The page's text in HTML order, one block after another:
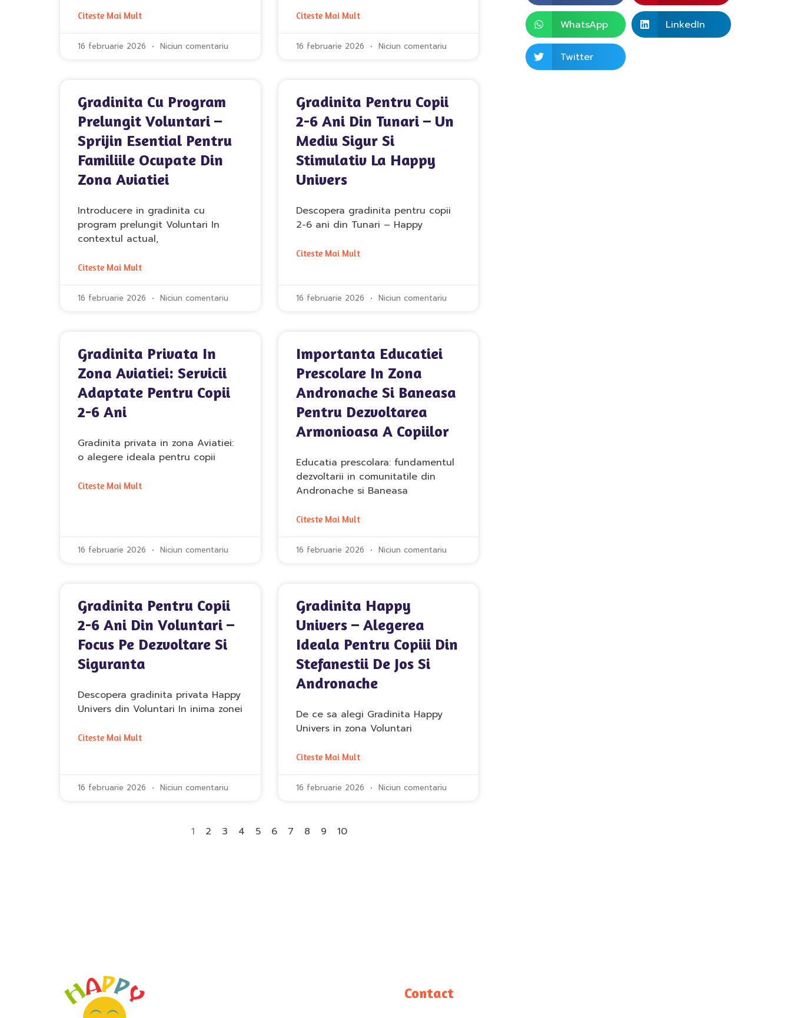
Citeste Mai Mult
16 februarie 2026 Niciun comentariu
Citeste Mai Mult
16 februarie 2026 Niciun comentariu
Gradinita Cu Program
Prelungit Voluntari –
Sprijin Esential Pentru
Familiile Ocupate Din
Zona Aviatiei
Introducere in gradinita cu
program prelungit Voluntari In
contextul actual,
Citeste Mai Mult
16 februarie 2026 Niciun comentariu
Gradinita Pentru Copii
2-6 Ani Din Tunari – Un
Mediu Sigur Si
Stimulativ La Happy
Univers
Descopera gradinita pentru copii
2-6 ani din Tunari – Happy
Citeste Mai Mult
16 februarie 2026 Niciun comentariu
Gradinita Privata In
Zona Aviatiei: Servicii
Adaptate Pentru Copii
2-6 Ani
Gradinita privata in zona Aviatiei:
o alegere ideala pentru copii
Citeste Mai Mult
16 februarie 2026 Niciun comentariu
Importanta Educatiei
Prescolare In Zona
Andronache Si Baneasa
Pentru Dezvoltarea
Armonioasa A Copiilor
Educatia prescolara: fundamentul
dezvoltarii in comunitatile din
Andronache si Baneasa
Citeste Mai Mult
16 februarie 2026 Niciun comentariu
Gradinita Pentru Copii
2-6 Ani Din Voluntari –
Focus Pe Dezvoltare Si
Siguranta
Descopera gradinita privata Happy
Univers din Voluntari In inima zonei
Citeste Mai Mult
16 februarie 2026 Niciun comentariu
Gradinita Happy
Univers – Alegerea
Ideala Pentru Copiii Din
Stefanestii De Jos Si
Andronache
De ce sa alegi Gradinita Happy
Univers in zona Voluntari
Citeste Mai Mult
16 februarie 2026 Niciun comentariu
1 2 3 4 5 6 7 8 9 10
WhatsApp LinkedIn
Twitter
Contact